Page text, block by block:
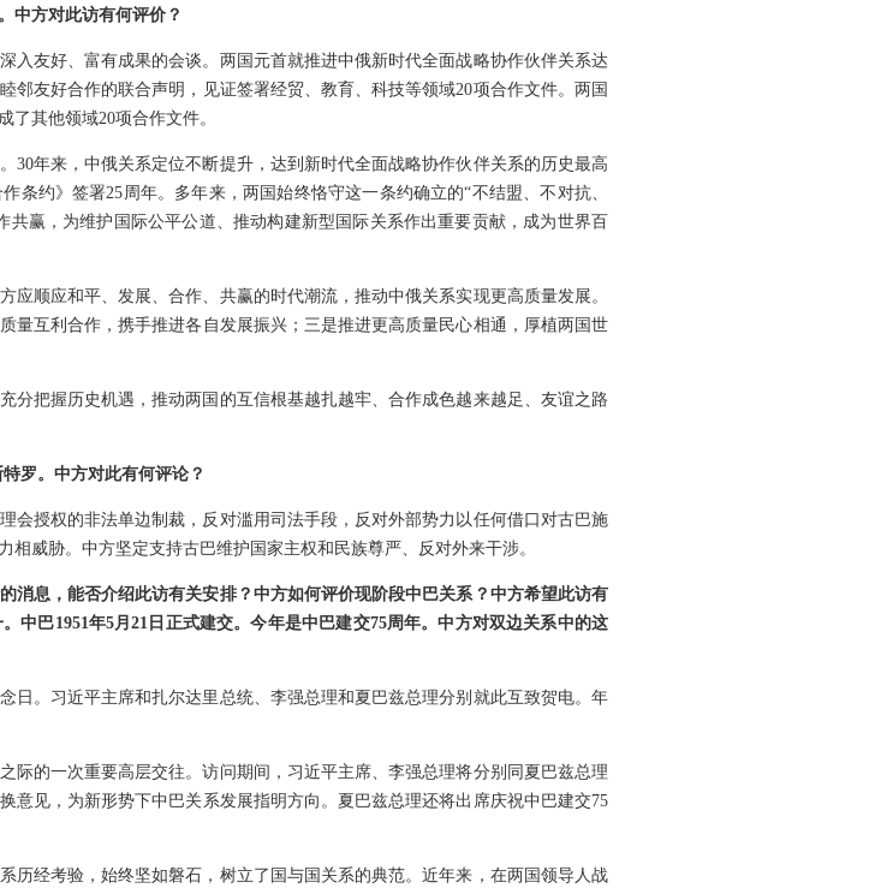
中方对此访有何评价？
入友好、富有成果的会谈。两国元首就推进中俄新时代全面战略协作伙伴关系达
邻友好合作的联合声明，见证签署经贸、教育、科技等领域20项合作文件。两国
其他领域20项合作文件。
30年来，中俄关系定位不断提升，达到新时代全面战略协作伙伴关系的历史最高
条约》签署25周年。多年来，两国始终恪守这一条约确立的“不结盟、不对抗、
赢，为维护国际公平公道、推动构建新型国际关系作出重要贡献，成为世界百
顺应和平、发展、合作、共赢的时代潮流，推动中俄关系实现更高质量发展。
量互利合作，携手推进各自发展振兴；三是推进更高质量民心相通，厚植两国世
分把握历史机遇，推动两国的互信根基越扎越牢、合作成色越来越足、友谊之路
罗。中方对此有何评论？
会授权的非法单边制裁，反对滥用司法手段，反对外部势力以任何借口对古巴施
威胁。中方坚定支持古巴维护国家主权和民族尊严、反对外来干涉。
消息，能否介绍此访有关安排？中方如何评价现阶段中巴关系？中方希望此访有
中巴1951年5月21日正式建交。今年是中巴建交75周年。中方对双边关系中的这
日。习近平主席和扎尔达里总统、李强总理和夏巴兹总理分别就此互致贺电。年
际的一次重要高层交往。访问期间，习近平主席、李强总理将分别同夏巴兹总理
意见，为新形势下中巴关系发展指明方向。夏巴兹总理还将出席庆祝中巴建交75
历经考验，始终坚如磐石，树立了国与国关系的典范。近年来，在两国领导人战